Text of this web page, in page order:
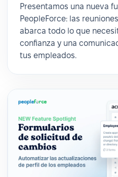
Presentamos una nueva
PeopleForce: las
abarca todo lo que
confianza y una
tus empleados.